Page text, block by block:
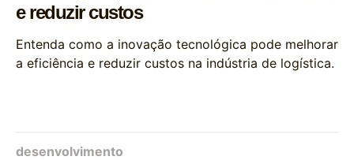
e reduzir custos
Entenda como a inovação tecnológica pode melhorar
a eficiência e reduzir custos na indústria de logística.
desenvolvimento